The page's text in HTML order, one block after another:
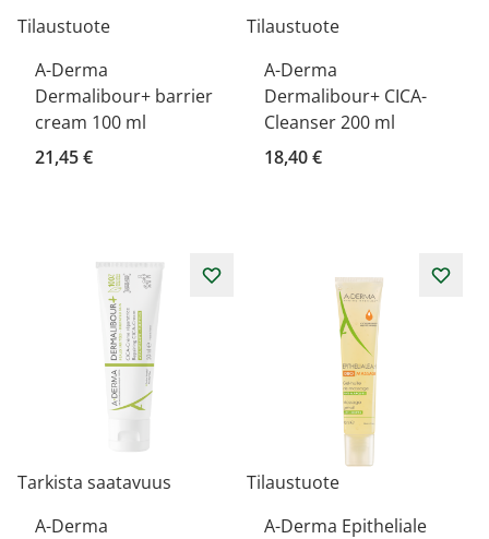
Tilaustuote
A-Derma
Dermalibour+ barrier
cream 100 ml
21,45 €
Tilaustuote
A-Derma
Dermalibour+ CICA-
Cleanser 200 ml
18,40 €
Tarkista saatavuus
A-Derma
Tilaustuote
A-Derma Epitheliale